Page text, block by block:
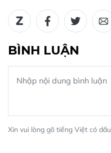
BÌNH LUẬN
Xin vui lòng gõ tiếng Việt có dấu